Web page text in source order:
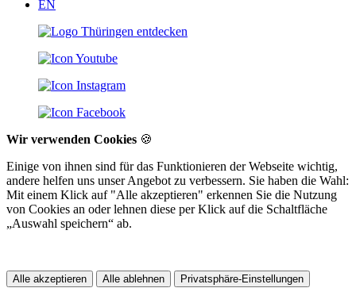
EN
Wir verwenden Cookies 🍪
Einige von ihnen sind für das Funktionieren der Webseite wichtig,
andere helfen uns unser Angebot zu verbessern. Sie haben die Wahl:
Mit einem Klick auf "Alle akzeptieren" erkennen Sie die Nutzung
von Cookies an oder lehnen diese per Klick auf die Schaltfläche
„Auswahl speichern“ ab.
Alle akzeptieren Alle ablehnen Privatsphäre-Einstellungen